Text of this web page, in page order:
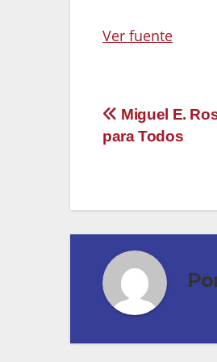
Ver fuente
de
Miguel E.
para Todos